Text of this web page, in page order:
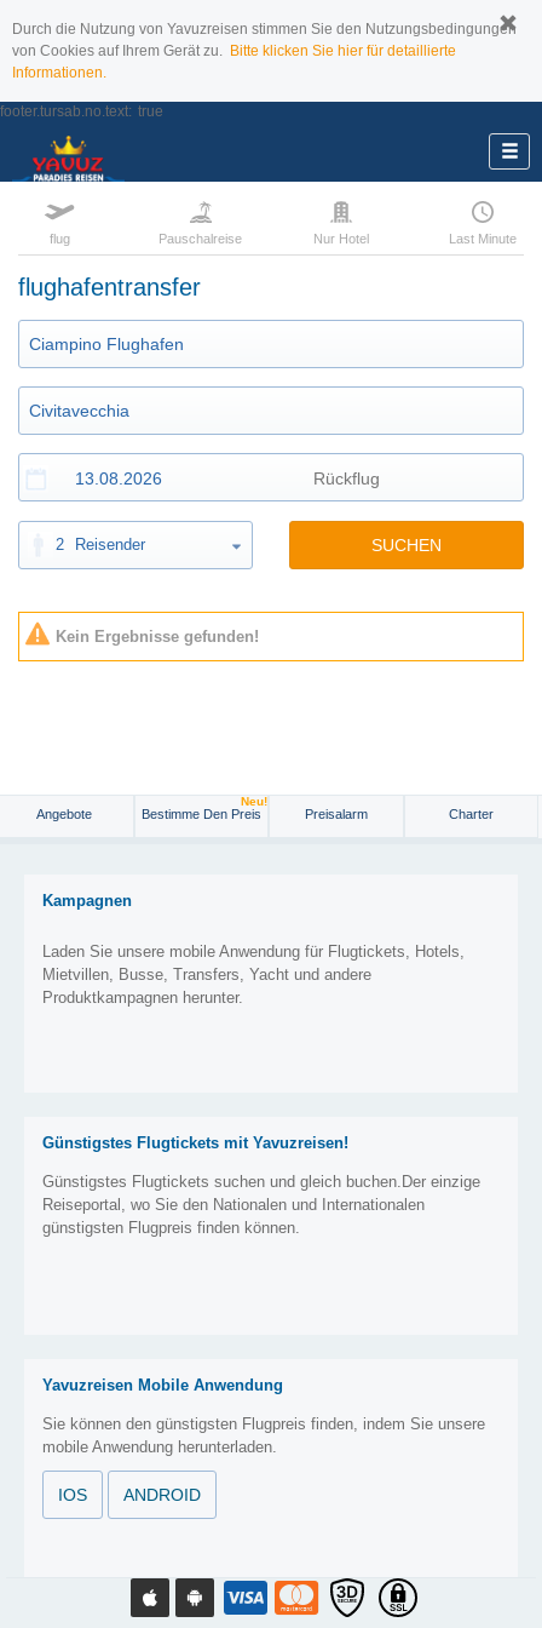
Durch die Nutzung von Yavuzreisen stimmen Sie den Nutzungsbedingungen
von Cookies auf Ihrem Gerät zu. Bitte klicken Sie hier für detaillierte
Informationen.
footer.tursab.no.text: true
flug Pauschalreise Nur Hotel Last Minute
flughafentransfer
2 Reisender SUCHEN
Kein Ergebnisse gefunden!
Angebote Bestimme Den Preis
Neu!
Preisalarm Charter
Kampagnen
Laden Sie unsere mobile Anwendung für Flugtickets, Hotels,
Mietvillen, Busse, Transfers, Yacht und andere
Produktkampagnen herunter.
Günstigstes Flugtickets mit Yavuzreisen!
Günstigstes Flugtickets suchen und gleich buchen.Der einzige
Reiseportal, wo Sie den Nationalen und Internationalen
günstigsten Flugpreis finden können.
Yavuzreisen Mobile Anwendung
Sie können den günstigsten Flugpreis finden, indem Sie unsere
mobile Anwendung herunterladen.
IOS ANDROID